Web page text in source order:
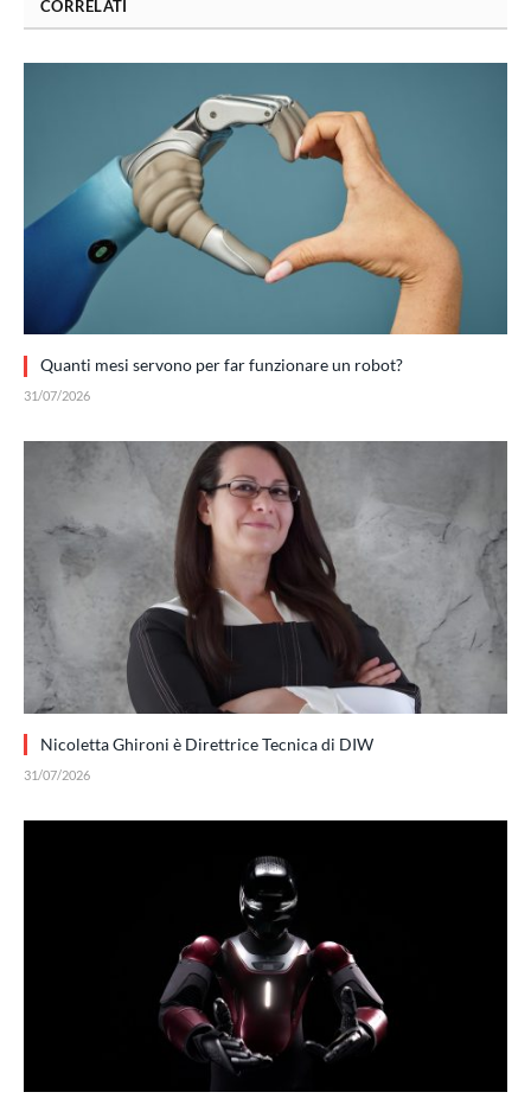
CORRELATI
Quanti mesi servono per far funzionare un robot?
31/07/2026
Nicoletta Ghironi è Direttrice Tecnica di DIW
31/07/2026